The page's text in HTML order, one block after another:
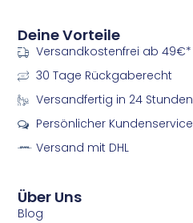
-
f
a
c
e
b
o
k
-
i
n
s
t
g
a
Über Uns
Blog
Deine Vorteile
Versandkostenfrei ab 49€*
30 Tage Rückgaberecht
Versandfertig in 24 Stunden
Persönlicher Kundenservice
Versand mit DHL